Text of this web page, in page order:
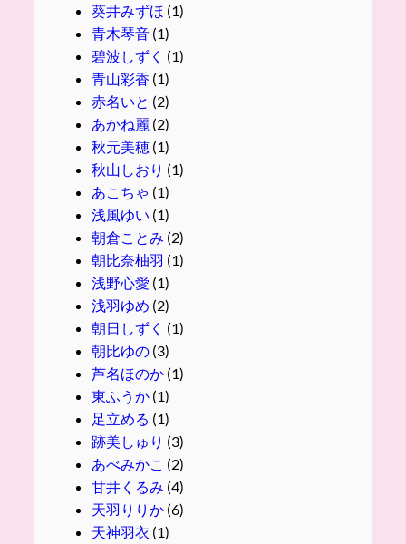
葵井みずほ (1)
青木琴音(1)
碧波しずく (1)
青山彩香 (1)
赤名いと (2)
あかね麗 (2)
秋元美穂(1)
秋山しおり (1)
あこちゃ (1)
浅風ゆい (1)
朝倉ことみ (2)
朝比奈柚羽 (1)
浅野心愛 (1)
浅羽ゆめ (2)
朝日しずく (1)
朝比ゆの(3)
芦名ほのか(1)
東ふうか(1)
足立める (1)
跡美しゅり (3)
あべみかこ (2)
甘井くるみ (4)
天羽りりか(6)
天神羽衣 (1)